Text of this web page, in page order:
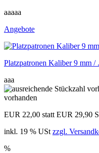
aaaaa
Angebote
Platzpatronen Kaliber 9 mm /
aaa
vorhanden
EUR 22,00 statt EUR 29,90
inkl. 19 % USt zzgl.
%